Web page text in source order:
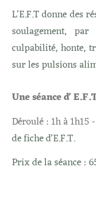
L'E.F.T donne des
soulagement,
culpabilité, honte,
sur les pulsions
Une séance d'
Déroulé : 1h à 1h15
de fiche d'E.F.T.
Prix de la